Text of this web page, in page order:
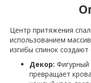
Центр притяжения
использованием
изгибы спинок
Декор: Фигурный
превращает